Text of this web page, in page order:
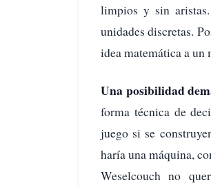
limpios y sin
unidades discretas.
idea matemática a
Una posibilidad
forma técnica de
juego si se
haría una máquina,
Weselcouch no